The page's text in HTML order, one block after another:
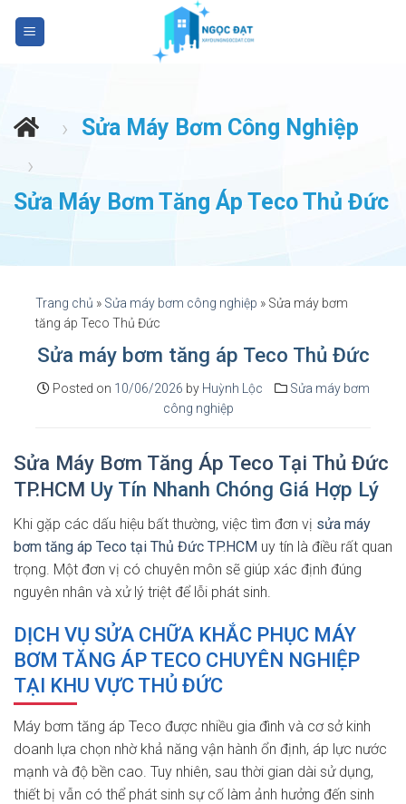
› Sửa Máy Bơm Công Nghiệp
›
Sửa Máy Bơm Tăng Áp Teco Thủ Đức
Trang chủ » Sửa máy bơm công nghiệp » Sửa máy bơm
tăng áp Teco Thủ Đức
Sửa máy bơm tăng áp Teco Thủ Đức
Posted on 10/06/2026 by Huỳnh Lộc
Sửa máy bơm
công nghiệp
Sửa Máy Bơm Tăng Áp Teco Tại Thủ Đức
TP.HCM Uy Tín Nhanh Chóng Giá Hợp Lý
Khi gặp các dấu hiệu bất thường, việc tìm đơn vị sửa máy
bơm tăng áp Teco tại Thủ Đức TP.HCM uy tín là điều rất quan
trọng. Một đơn vị có chuyên môn sẽ giúp xác định đúng
nguyên nhân và xử lý triệt để lỗi phát sinh.
DỊCH VỤ SỬA CHỮA KHẮC PHỤC MÁY
BƠM TĂNG ÁP TECO CHUYÊN NGHIỆP
TẠI KHU VỰC THỦ ĐỨC
Máy bơm tăng áp Teco được nhiều gia đình và cơ sở kinh
doanh lựa chọn nhờ khả năng vận hành ổn định, áp lực nước
mạnh và độ bền cao. Tuy nhiên, sau thời gian dài sử dụng,
thiết bị vẫn có thể phát sinh sự cố làm ảnh hưởng đến sinh